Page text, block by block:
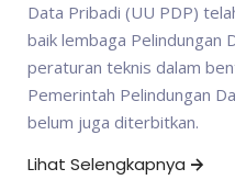
Data Pribadi (UU PDP)
baik lembaga Pelindungan
peraturan teknis dalam
Pemerintah Pelindungan
belum juga diterbitkan.
Lihat Selengkapnya